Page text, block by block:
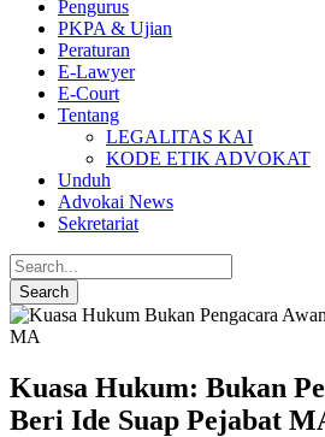
Pengurus
PKPA & Ujian
Peraturan
E-Lawyer
E-Court
Tentang
LEGALITAS KAI
KODE ETIK ADVOKAT
Unduh
Advokai News
Sekretariat
Kuasa Hukum: Bukan
Beri Ide Suap Pejabat